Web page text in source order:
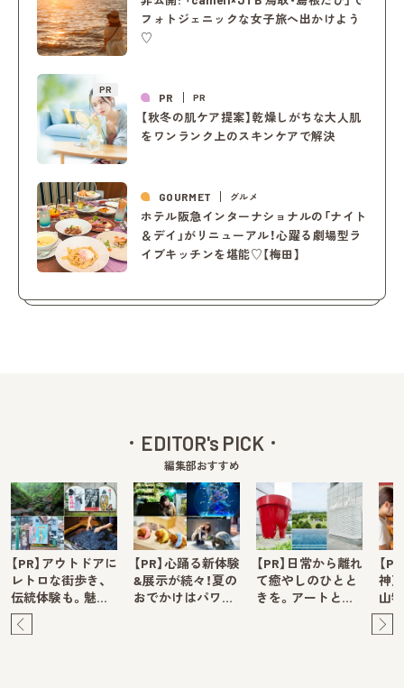
フォトジェニックな女子旅へ出かけよう
♡
PR
PR PR
【秋冬の肌ケア提案】乾燥しがちな大人肌
をワンランク上のスキンケアで解決
GOURMET グルメ
ホテル阪急インターナショナルの「ナイト
＆デイ」がリニューアル！心躍る劇場型ラ
イブキッチンを堪能♡【梅田】
EDITOR's PICK
編集部おすすめ
【PR】アウトドアに
レトロな街歩き、
伝統体験も。魅…
【PR】心踊る新体験
&展示が続々！夏の
おでかけはパワ…
【PR】日常から離れ
て癒やしのひとと
きを。アートと…
【
神
山